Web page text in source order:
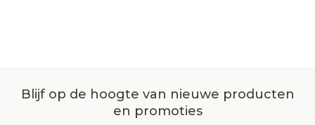
Blijf op de hoogte van nieuwe producten
en promoties